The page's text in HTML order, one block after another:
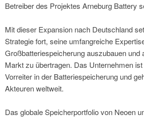
Betreiber des Projektes Arneburg Battery
Mit dieser Expansion nach Deutschland
Strategie fort, seine umfangreiche
Großbatteriespeicherung auszubauen und
Markt zu übertragen. Das Unternehmen
Vorreiter in der Batteriespeicherung und
Akteuren weltweit.
Das globale Speicherportfolio von Neoen